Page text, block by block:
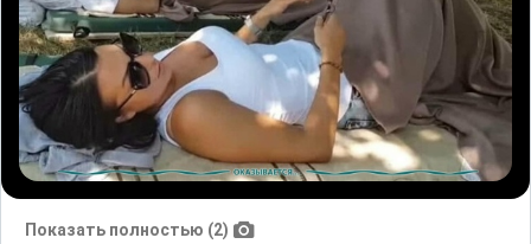
Показать полностью (2)